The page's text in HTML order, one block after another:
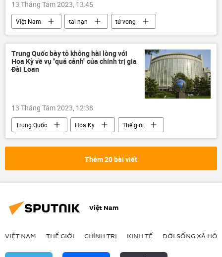
13 Tháng Tám 2023, 13:45
Việt Nam tai nạn
tử vong
giao thông
tài xế
Pháp luật
bị thương
Trung Quốc bày tỏ không hài lòng với
Hoa Kỳ về vụ "quá cảnh" của chính trị gia
Đài Loan
13 Tháng Tám 2023, 12:38
Trung Quốc Hoa Kỳ
Thế giới
Đài Loan
Chính trị
ngoại giao
Thêm 20 bài viết
Việt Nam
VIỆT NAM THẾ GIỚI CHÍNH TRỊ KINH TẾ ĐỜI SỐNG XÃ HỘI